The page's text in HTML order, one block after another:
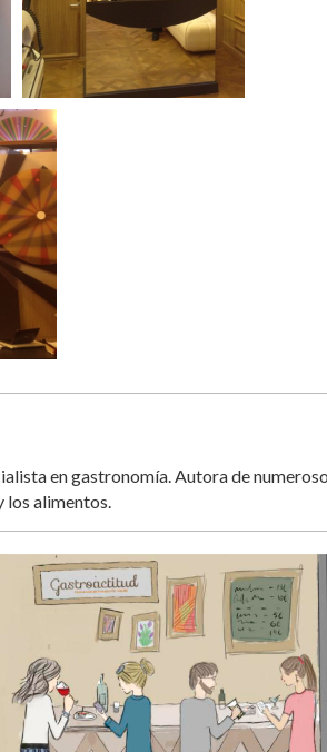
en gastronomía. Autora de
los alimentos.